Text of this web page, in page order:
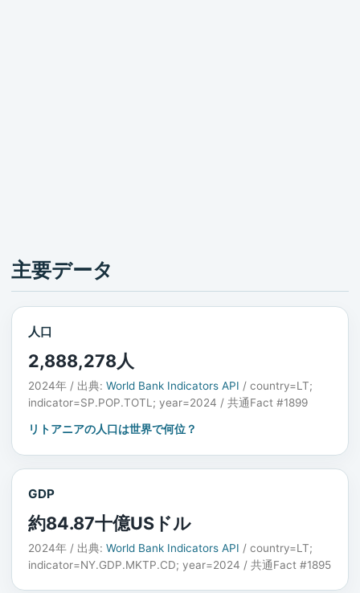
主要データ
人口
2,888,278人
2024年 / 出典: World Bank Indicators API / country=LT;
indicator=SP.POP.TOTL; year=2024 / 共通Fact #1899
リトアニアの人口は世界で何位？
GDP
約84.87十億USドル
2024年 / 出典: World Bank Indicators API / country=LT;
indicator=NY.GDP.MKTP.CD; year=2024 / 共通Fact #1895